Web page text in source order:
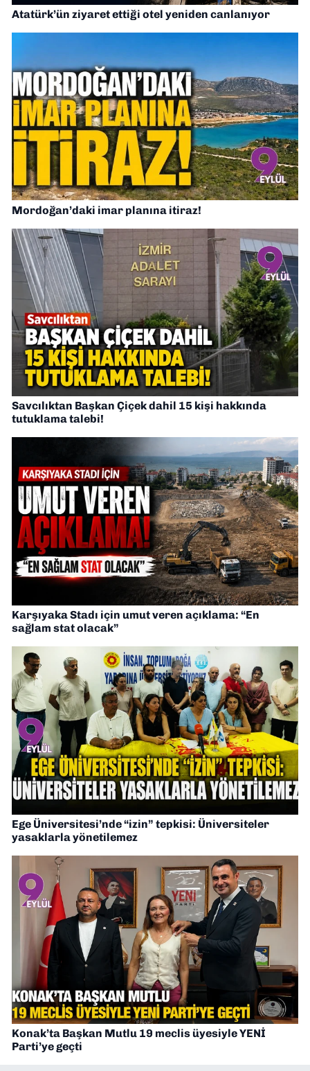
Atatürk’ün ziyaret ettiği otel yeniden canlanıyor
Mordoğan’daki imar planına itiraz!
Savcılıktan Başkan Çiçek dahil 15 kişi hakkında
tutuklama talebi!
Karşıyaka Stadı için umut veren açıklama: “En
sağlam stat olacak”
Ege Üniversitesi’nde “izin” tepkisi: Üniversiteler
yasaklarla yönetilemez
Konak’ta Başkan Mutlu 19 meclis üyesiyle YENİ
Parti’ye geçti